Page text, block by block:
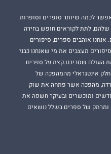
לכמה שיותר סופרים וסופרות
שלהם, לתת לקוראים חופש בחירה
אוהבים ספרים, סיפורים
מעצבים את מי שאנחנו כבני
העולם שסביבנו.קצת על ספרים
חלק אינטגראלי מהמהפכה של
מהפכה אשר פתחה את שוק
ומוכשרים ובעיקר חשפה את
ומרתק של ספרים בשלל נושאים